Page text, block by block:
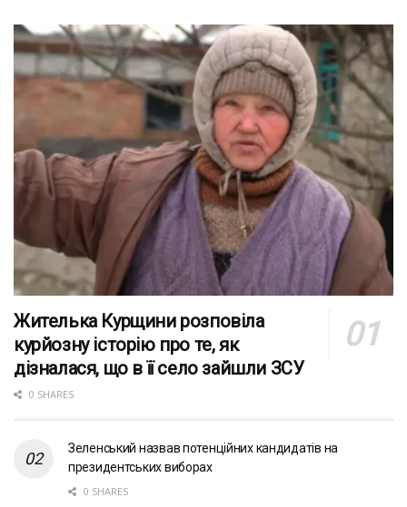
Жителька Курщини розповіла
курйозну історію про те, як
дізналася, що в її село зайшли ЗСУ
0 SHARES
Зеленський назвав потенційних кандидатів на
президентських виборах
0 SHARES